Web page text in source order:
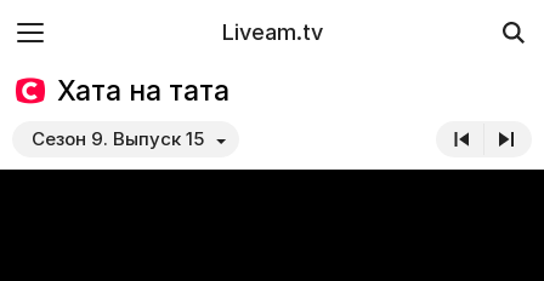
Liveam.tv
Хата на тата
Сезон 9. Выпуск 15